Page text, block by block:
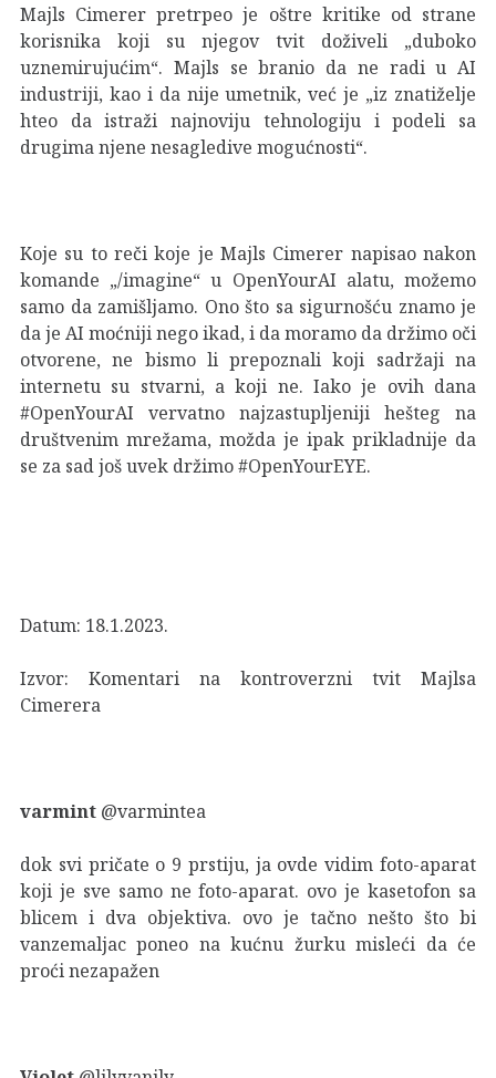
Majls Cimerer pretrpeo je oštre kritike od strane
korisnika koji su njegov tvit doživeli „duboko
uznemirujućim“. Majls se branio da ne radi u AI
industriji, kao i da nije umetnik, već je „iz znatiželje
hteo da istraži najnoviju tehnologiju i podeli sa
drugima njene nesagledive mogućnosti“.
Koje su to reči koje je Majls Cimerer napisao nakon
komande „/imagine“ u OpenYourAI alatu, možemo
samo da zamišljamo. Ono što sa sigurnošću znamo je
da je AI moćniji nego ikad, i da moramo da držimo oči
otvorene, ne bismo li prepoznali koji sadržaji na
internetu su stvarni, a koji ne. Iako je ovih dana
#OpenYourAI vervatno najzastupljeniji hešteg na
društvenim mrežama, možda je ipak prikladnije da
se za sad još uvek držimo #OpenYourEYE.
Datum: 18.1.2023.
Izvor: Komentari na kontroverzni tvit Majlsa
Cimerera
varmint @varmintea
dok svi pričate o 9 prstiju, ja ovde vidim foto-aparat
koji je sve samo ne foto-aparat. ovo je kasetofon sa
blicem i dva objektiva. ovo je tačno nešto što bi
vanzemaljac poneo na kućnu žurku misleći da će
proći nezapažen